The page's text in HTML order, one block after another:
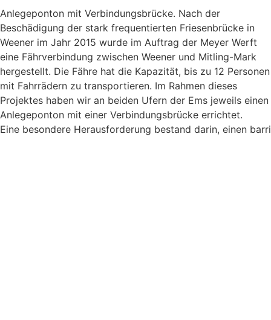
Anlegeponton mit Verbindungsbrücke. Nach der
Beschädigung der stark frequentierten Friesenbrücke in
Weener im Jahr 2015 wurde im Auftrag der Meyer Werft
eine Fährverbindung zwischen Weener und Mitling-Mark
hergestellt. Die Fähre hat die Kapazität, bis zu 12 Personen
mit Fahrrädern zu transportieren. Im Rahmen dieses
Projektes haben wir an beiden Ufern der Ems jeweils einen
Anlegeponton mit einer Verbindungsbrücke errichtet.
Eine besondere Herausforderung bestand darin, einen